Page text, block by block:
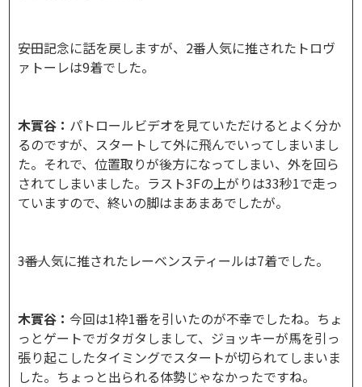
――安田記念に話を戻しますが、2番人気に推されたトロヴ
ァトーレは9着でした。
木實谷： パトロールビデオを見ていただけるとよく分か
るのですが、スタートして外に飛んでいってしまいまし
た。それで、位置取りが後方になってしまい、外を回ら
されてしまいました。ラスト3Fの上がりは33秒1で走っ
ていますので、終いの脚はまあまあでしたが。
――3番人気に推されたレーベンスティールは7着でした。
木實谷：今回は1枠1番を引いたのが不幸でしたね。ちょ
っとゲートでガタガタしまして、ジョッキーが馬を引っ
張り起こしたタイミングでスタートが切られてしまいま
した。ちょっと出られる体勢じゃなかったですね。